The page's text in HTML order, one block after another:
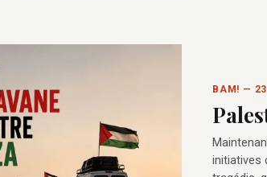
BAM! —
initiatives